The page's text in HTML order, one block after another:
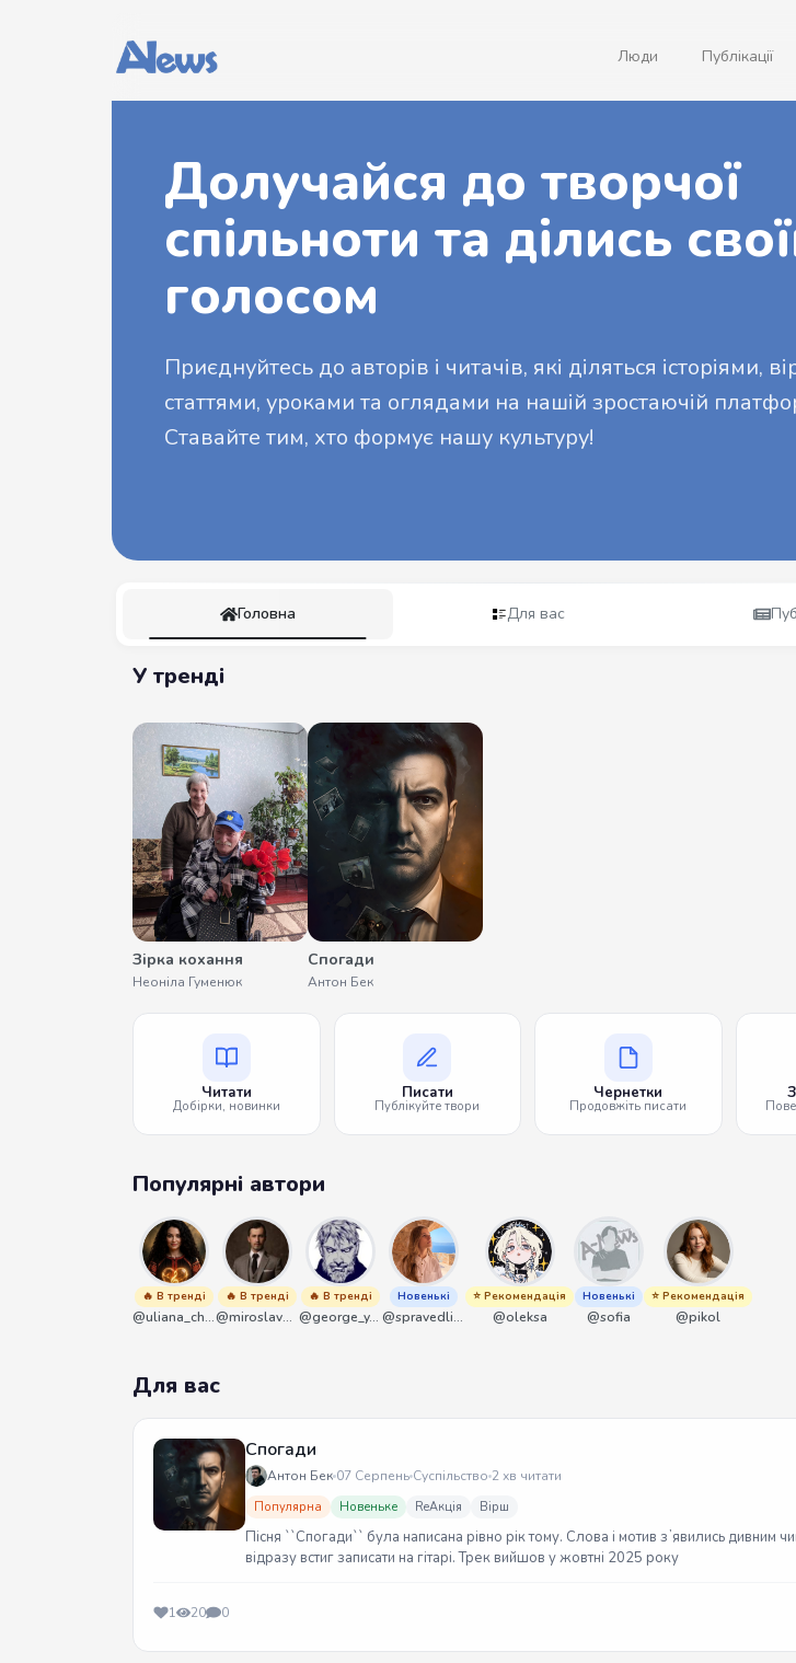
Люди Публікації
Долучайся до творчої
спільноти та ділись
голосом
Приєднуйтесь до авторів і читачів, які діляться історіями,
статтями, уроками та оглядами на нашій зростаючій
Ставайте тим, хто формує нашу культуру!
Головна Для вас
У тренді
Зірка кохання
Неоніла Гуменюк
Спогади
Антон Бек
Читати
Добірки, новинки
Писати
Публікуйте твори
Чернетки
Продовжіть писати
Популярні автори
🔥 В тренді
@uliana_chernenko
🔥 В тренді
@miroslavmaniyk
🔥 В тренді
@george_y_lawlett
Новенькі
@spravedliwa
⭐ Рекомендація
@oleksa
Новенькі
@sofia
⭐ Рекомендація
@pikol
Для вас
Спогади
Антон Бек 07 Серпень Суспільство 2 хв читати
Популярна Новеньке ReАкція Вірш
Пісня ``Спогади`` була написана рівно рік тому. Слова і мотив зʼявились дивним
відразу встиг записати на гітарі. Трек вийшов у жовтні 2025 року
1 20 0